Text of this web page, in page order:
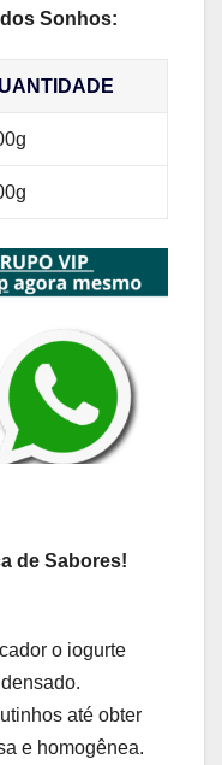
Sonhos:
de Sabores!
o iogurte
até obter
e homogênea.